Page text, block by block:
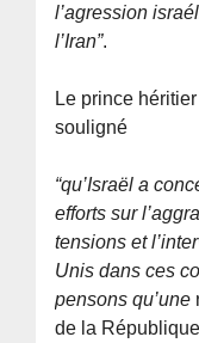
l’agression
l’Iran”.
Le prince
souligné
“qu’Israël a
efforts sur
tensions et
Unis dans ces
pensons qu’une
de la